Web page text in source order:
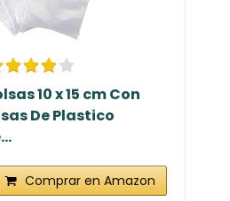
10 x 15 cm Con
De Plastico
Comprar en Amazon